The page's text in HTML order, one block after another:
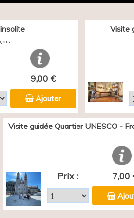
9,00 €
Ajouter
Visite
Visite guidée Quartier UNESCO -
Prix : 7,00